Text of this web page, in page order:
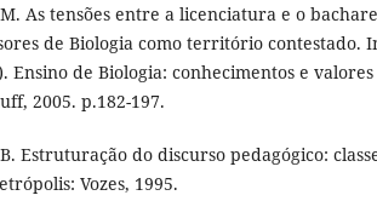
As tensões entre a licenciatura e o
de Biologia como território contestado.
Ensino de Biologia: conhecimentos e
2005. p.182-197.
Estruturação do discurso pedagógico:
Vozes, 1995.